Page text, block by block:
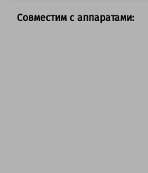
Совместим с аппаратами: